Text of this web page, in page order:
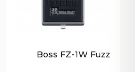
Boss FZ-1W Fuzz